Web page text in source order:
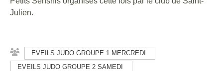
Julien.
EVEILS JUDO GROUPE 1 MERCREDI
EVEILS JUDO GROUPE 2 SAMEDI